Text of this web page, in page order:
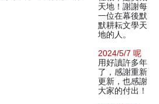
天地！謝謝每
一位在幕後默
默耕耘文學天
地的人。
2024/5/7 呢
用好讀許多年
了，感謝重新
更新，也感謝
大家的付出！